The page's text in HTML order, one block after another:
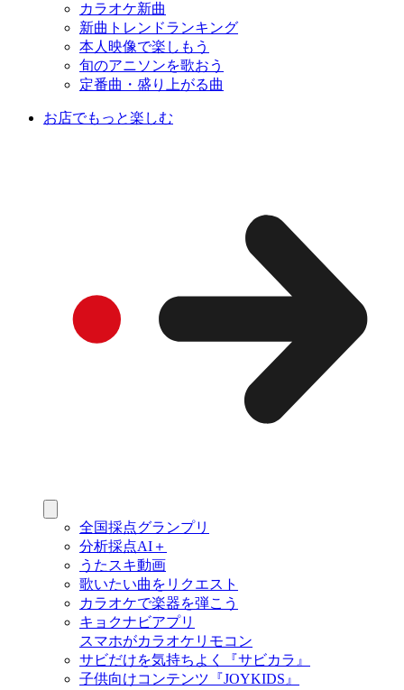
カラオケ新曲
新曲トレンドランキング
本人映像で楽しもう
旬のアニソンを歌おう
定番曲・盛り上がる曲
お店でもっと楽しむ
全国採点グランプリ
分析採点AI＋
うたスキ動画
歌いたい曲をリクエスト
カラオケで楽器を弾こう
キョクナビアプリ
スマホがカラオケリモコン
サビだけを気持ちよく『サビカラ』
子供向けコンテンツ『JOYKIDS』